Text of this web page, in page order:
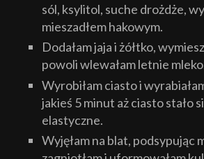
sól, ksylitol, suche drożdże,
mieszadłem hakowym.
Dodałam jaja i żółtko,
powoli wlewałam letnie
Wyrobiłam ciasto i
jakieś 5 minut aż ciasto stało
elastyczne.
Wyjęłam na blat, podsypując